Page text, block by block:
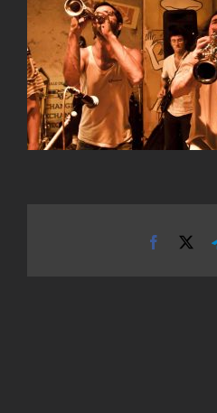
Facebook